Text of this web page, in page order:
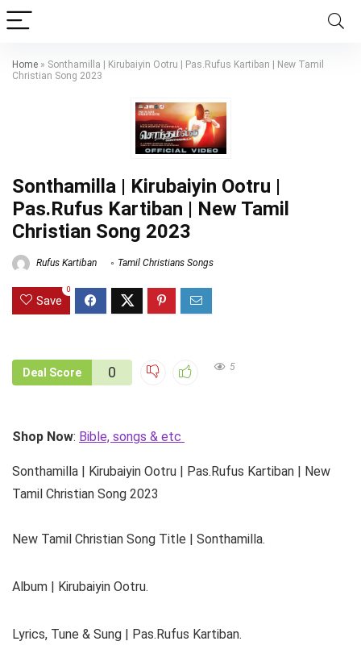
Home » Sonthamilla | Kirubaiyin Ootru | Pas.Rufus Kartiban | New Tamil
Christian Song 2023
Sonthamilla | Kirubaiyin Ootru |
Pas.Rufus Kartiban | New Tamil
Christian Song 2023
Rufus Kartiban Tamil Christians Songs
Save
0
Deal Score 0 5
Shop Now: Bible, songs & etc
Sonthamilla | Kirubaiyin Ootru | Pas.Rufus Kartiban | New
Tamil Christian Song 2023
New Tamil Christian Song Title | Sonthamilla.
Album | Kirubaiyin Ootru.
Lyrics, Tune & Sung | Pas.Rufus Kartiban.